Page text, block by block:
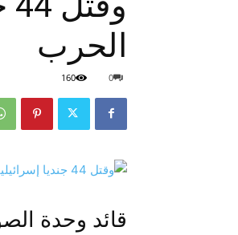
الحرب
0
160
قائد وحدة